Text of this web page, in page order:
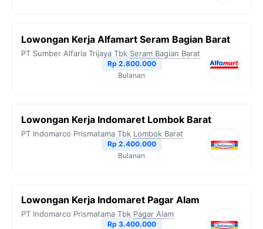
Lowongan Kerja Alfamart Seram Bagian Barat
PT Sumber Alfaria Trijaya Tbk Seram Bagian Barat
Rp 2.800.000
Bulanan
Lowongan Kerja Indomaret Lombok Barat
PT Indomarco Prismatama Tbk Lombok Barat
Rp 2.400.000
Bulanan
Lowongan Kerja Indomaret Pagar Alam
PT Indomarco Prismatama Tbk Pagar Alam
Rp 3.400.000